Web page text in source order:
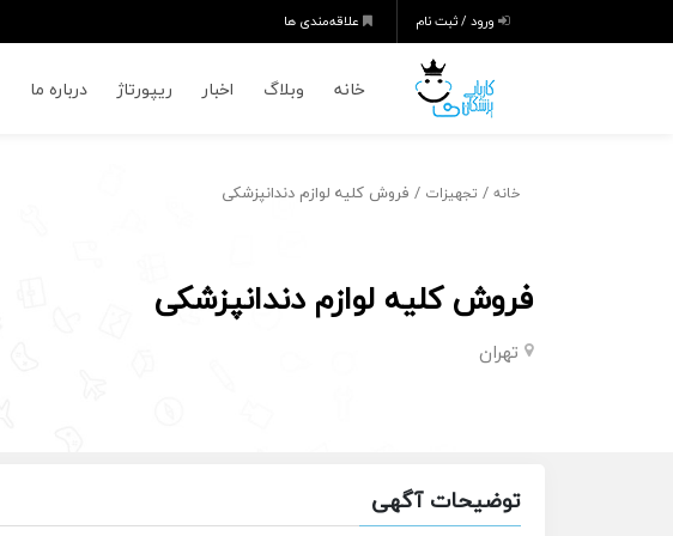
ورود / ثبت نام علاقه‌مندی ها
خانه وبلاگ اخبار ریپورتاژ درباره ما
خانه / تجهیزات / فروش کلیه لوازم دندانپزشکی
فروش کلیه لوازم دندانپزشکی
تهران
توضیحات آگهی